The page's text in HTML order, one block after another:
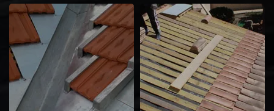
Etanchéité toiture
31
Réparation de
toiture 31